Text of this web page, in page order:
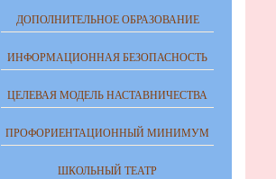
ДОПОЛНИТЕЛЬНОЕ ОБРАЗОВАНИЕ
ИНФОРМАЦИОННАЯ БЕЗОПАСНОСТЬ
ЦЕЛЕВАЯ МОДЕЛЬ НАСТАВНИЧЕСТВА
ПРОФОРИЕНТАЦИОННЫЙ МИНИМУМ
ШКОЛЬНЫЙ ТЕАТР